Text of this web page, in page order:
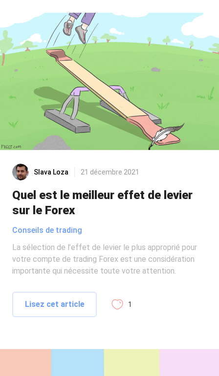
Slava Loza 21 décembre 2021
Quel est le meilleur effet de levier
sur le Forex
Conseils de trading
La sélection de l’effet de levier le plus approprié pour
votre compte de trading Forex est une considération
importante qui nécessite toute votre attention.
Lisez cet article 1